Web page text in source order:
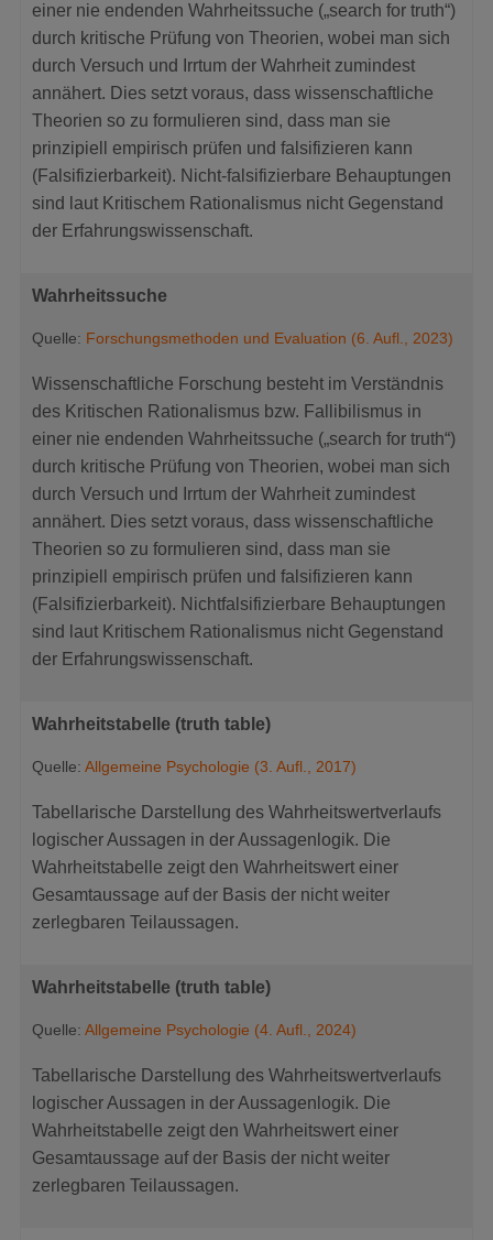
einer nie endenden Wahrheitssuche („search for truth“)
durch kritische Prüfung von Theorien, wobei man sich
durch Versuch und Irrtum der Wahrheit zumindest
annähert. Dies setzt voraus, dass wissenschaftliche
Theorien so zu formulieren sind, dass man sie
prinzipiell empirisch prüfen und falsifizieren kann
(Falsifizierbarkeit). Nicht-falsifizierbare Behauptungen
sind laut Kritischem Rationalismus nicht Gegenstand
der Erfahrungswissenschaft.
Wahrheitssuche
Quelle: Forschungsmethoden und Evaluation (6. Aufl., 2023)
Wissenschaftliche Forschung besteht im Verständnis
des Kritischen Rationalismus bzw. Fallibilismus in
einer nie endenden Wahrheitssuche („search for truth“)
durch kritische Prüfung von Theorien, wobei man sich
durch Versuch und Irrtum der Wahrheit zumindest
annähert. Dies setzt voraus, dass wissenschaftliche
Theorien so zu formulieren sind, dass man sie
prinzipiell empirisch prüfen und falsifizieren kann
(Falsifizierbarkeit). Nichtfalsifizierbare Behauptungen
sind laut Kritischem Rationalismus nicht Gegenstand
der Erfahrungswissenschaft.
Wahrheitstabelle (truth table)
Quelle: Allgemeine Psychologie (3. Aufl., 2017)
Tabellarische Darstellung des Wahrheitswertverlaufs
logischer Aussagen in der Aussagenlogik. Die
Wahrheitstabelle zeigt den Wahrheitswert einer
Gesamtaussage auf der Basis der nicht weiter
zerlegbaren Teilaussagen.
Wahrheitstabelle (truth table)
Quelle: Allgemeine Psychologie (4. Aufl., 2024)
Tabellarische Darstellung des Wahrheitswertverlaufs
logischer Aussagen in der Aussagenlogik. Die
Wahrheitstabelle zeigt den Wahrheitswert einer
Gesamtaussage auf der Basis der nicht weiter
zerlegbaren Teilaussagen.